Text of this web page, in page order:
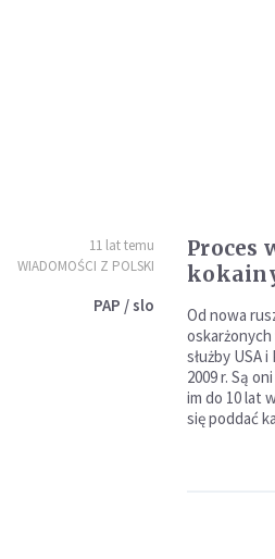
11 lat temu
WIADOMOŚCI Z POLSKI
PAP / slo
Proces
Od nowa
służby USA
2009 r. Są
im do 10 lat
się poddać